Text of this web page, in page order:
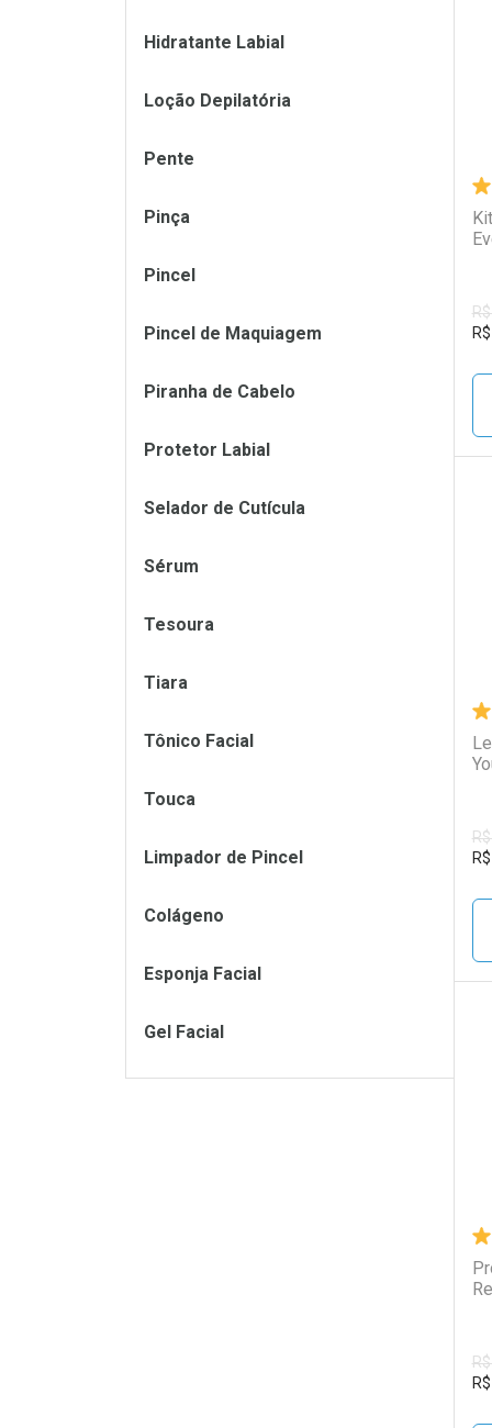
R$
R$
R$
Hidratante Labial
Loção Depilatória
Pente
Pinça
Pincel
Pincel de Maquiagem
Piranha de Cabelo
Protetor Labial
Selador de Cutícula
Sérum
Tesoura
Tiara
Tônico Facial
Touca
Limpador de Pincel
Colágeno
Esponja Facial
Gel Facial